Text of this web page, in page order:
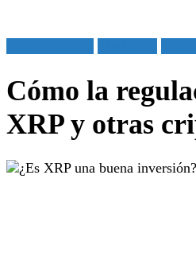
Cómo la
XRP y otras